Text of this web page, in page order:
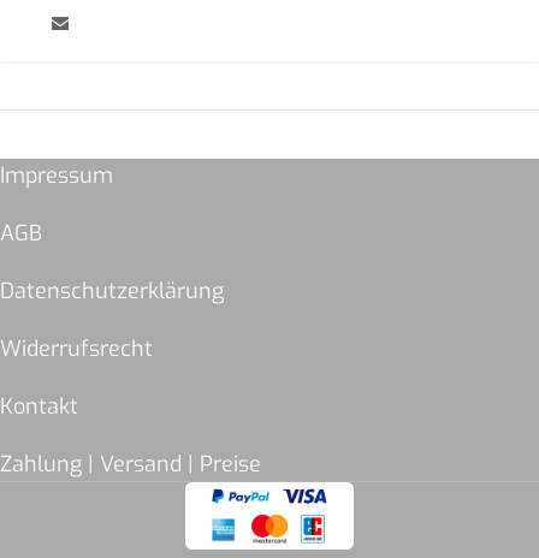
Impressum
AGB
Datenschutzerklärung
Widerrufsrecht
Kontakt
Zahlung | Versand | Preise